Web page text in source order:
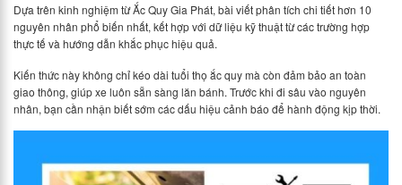
Dựa trên kinh nghiệm từ Ắc Quy Gia Phát, bài viết phân tích chi tiết hơn 10
nguyên nhân phổ biến nhất, kết hợp với dữ liệu kỹ thuật từ các trường hợp
thực tế và hướng dẫn khắc phục hiệu quả.
Kiến thức này không chỉ kéo dài tuổi thọ ắc quy mà còn đảm bảo an toàn
giao thông, giúp xe luôn sẵn sàng lăn bánh. Trước khi đi sâu vào nguyên
nhân, bạn cần nhận biết sớm các dấu hiệu cảnh báo để hành động kịp thời.